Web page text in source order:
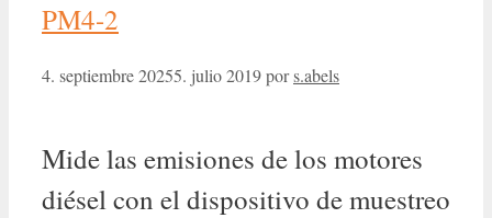
PM4-2
4. septiembre 20255. julio 2019pors.abels
Mide las emisiones de los motores
diésel con el dispositivo de muestreo